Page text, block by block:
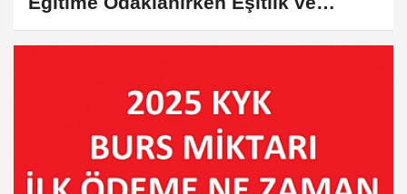
Ekonomi Ön Planda